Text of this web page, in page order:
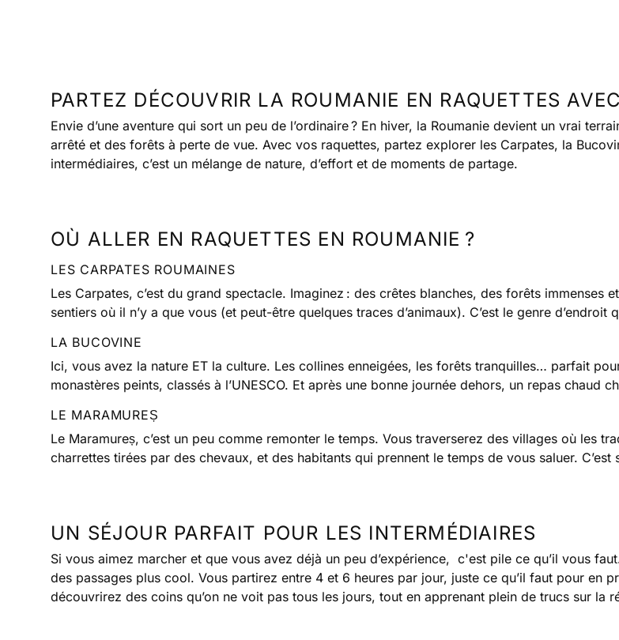
PARTEZ DÉCOUVRIR LA ROUMANIE EN RAQUETTES
Envie d’une aventure qui sort un peu de l’ordinaire ? En hiver, la Roumanie devient un vrai
arrêté et des forêts à perte de vue. Avec vos raquettes, partez explorer les Carpates, la
intermédiaires, c’est un mélange de nature, d’effort et de moments de partage.
OÙ ALLER EN RAQUETTES EN ROUMANIE ?
LES CARPATES ROUMAINES
Les Carpates, c’est du grand spectacle. Imaginez : des crêtes blanches, des forêts
sentiers où il n’y a que vous (et peut-être quelques traces d’animaux). C’est le genre
LA BUCOVINE
Ici, vous avez la nature ET la culture. Les collines enneigées, les forêts tranquilles… parfait
monastères peints, classés à l’UNESCO. Et après une bonne journée dehors, un repas chaud
LE MARAMUREȘ
Le Maramureș, c’est un peu comme remonter le temps. Vous traverserez des villages où les
charrettes tirées par des chevaux, et des habitants qui prennent le temps de vous saluer. C’est
UN SÉJOUR PARFAIT POUR LES INTERMÉDIAIRES
Si vous aimez marcher et que vous avez déjà un peu d’expérience, c'est pile ce qu’il vous
des passages plus cool. Vous partirez entre 4 et 6 heures par jour, juste ce qu’il faut pour en
découvrirez des coins qu’on ne voit pas tous les jours, tout en apprenant plein de trucs sur la